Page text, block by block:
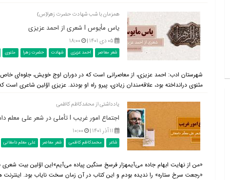
همزمان با شب شهادت حضرت زهرا(س)
یاس مأیوس l شعری از احمد عزیزی
۰۵ دی ۱۴۰۱ | ۱۸:۰۰
شعر معاصر احمد عزیزی شهادت حضرت زهرا مثنوی
شهرستان ادب: احمد عزیزی، از معاصرانی است که در دوران اوج خویش، جلوه‌ای
مثنوی درانداخته بود، علاقه‌مندان زیادی، پیرو راه او بودند. عزیزی اوّلین
یادداشتی از محمّدکاظم کاظمی
اجتماع امور غریب l تأملی در شعر علی معلم دامغانی
۱۱ آذر ۱۴۰۱ | ۱۰:۰۰
شاعر محمدکاظم کاظمی شعر معاصر علی معلم دامغانی
«من از نهایت ابهام جاده می‌آیمهزار فرسخ سنگین پیاده می‌آیم»این اوّلین بیت
«رجعت سرخ ستاره» را ندیده بودم و این کتاب در آن زمان سخت نایاب بود.